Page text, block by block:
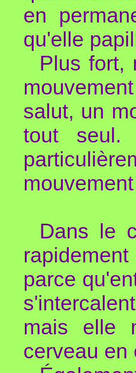
en
qu'elle
Plus fort,
salut, un
tout seul.
Dans le
parce
mais elle
cerveau en